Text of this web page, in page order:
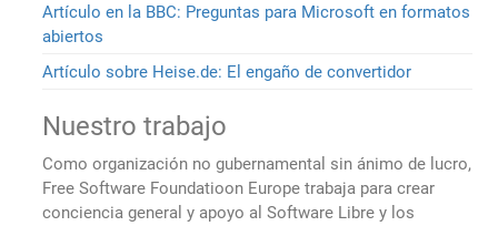
Artículo en la BBC: Preguntas para Microsoft en formatos
abiertos
Artículo sobre Heise.de: El engaño de convertidor
Nuestro trabajo
Como organización no gubernamental sin ánimo de lucro,
Free Software Foundatioon Europe trabaja para crear
conciencia general y apoyo al Software Libre y los